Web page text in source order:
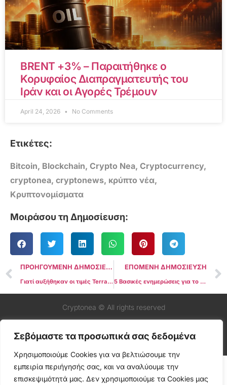
Σεβόμαστε τα προσωπικά σας δεδομένα
Χρησιμοποιούμε Cookies για να βελτιώσουμε την
εμπειρία περιήγησής σας, και να αναλύουμε την
επισκεψιμότητά μας. Δεν χρησιμοποιούμε τα Cookies μας
BRENT +3% – Παραιτήθηκε ο
Κορυφαίος Διαπραγματευτής του
Ιράν και οι Αγορές Τρέμουν
April 24, 2026 No Comments
Ετικέτες:
Bitcoin, Blockchain, Crypto Nea, Cryptocurrency,
cryptonea, cryptonews, κρύπτο νέα,
Κρυπτονομίσματα
Μοιράσου τη Δημοσίευση:
ΠΡΟΗΓΟΥΜΕΝΗ ΔΗΜΟΣΙΕΥΣΗ
Γιατί αυξήθηκαν οι τιμές Terra Classic (LUNC) και USTC
ΕΠΟΜΕΝΗ ΔΗΜΟΣΙΕΥΣΗ
5 Βασικές ενημερώσεις για το Bitcoin για αυτή την εβδομάδα
Cryptonea © All rights reserved